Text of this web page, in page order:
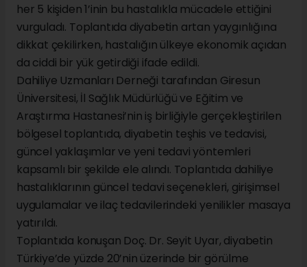
her 5 kişiden 1’inin bu hastalıkla mücadele ettiğini
vurguladı. Toplantıda diyabetin artan yaygınlığına
dikkat çekilirken, hastalığın ülkeye ekonomik açıdan
da ciddi bir yük getirdiği ifade edildi.
Dahiliye Uzmanları Derneği tarafından Giresun
Üniversitesi, İl Sağlık Müdürlüğü ve Eğitim ve
Araştırma Hastanesi’nin iş birliğiyle gerçekleştirilen
bölgesel toplantıda, diyabetin teşhis ve tedavisi,
güncel yaklaşımlar ve yeni tedavi yöntemleri
kapsamlı bir şekilde ele alındı. Toplantıda dahiliye
hastalıklarının güncel tedavi seçenekleri, girişimsel
uygulamalar ve ilaç tedavilerindeki yenilikler masaya
yatırıldı.
Toplantıda konuşan Doç. Dr. Seyit Uyar, diyabetin
Türkiye’de yüzde 20’nin üzerinde bir görülme